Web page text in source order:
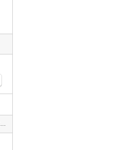
★ネット無料★敷金礼金０円★ペット飼育OK★オートロック★敷金、礼金０円で初期費用がとってもお得な築浅物件★室内小型犬又は猫２匹まで飼育可能です★Wi-Fi無料で即日よりインターネットをご利用いただけます★オートロック、TVインターホンで防犯面も安心ですね★